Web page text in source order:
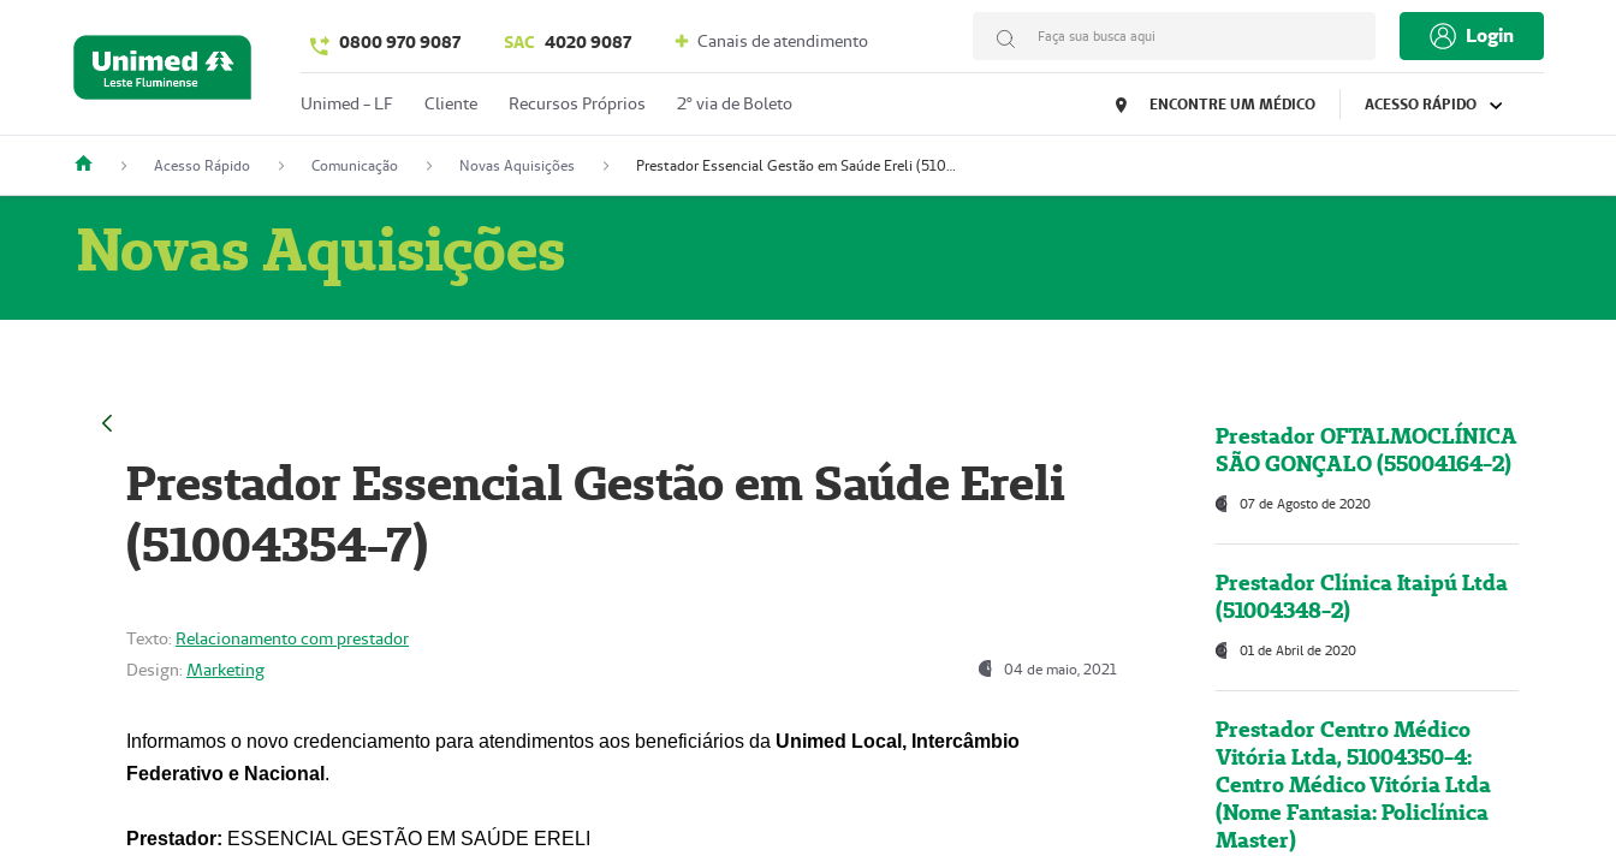
0800 970 9087 SAC 4020 9087 Canais de atendimento Faça sua busca aqui Login
Unimed - LF Cliente Recursos Próprios 2º via de Boleto ENCONTRE UM MÉDICO ACESSO RÁPIDO
Acesso Rápido Comunicação Novas Aquisições Prestador Essencial Gestão em Saúde Ereli (51004354-7)
Novas Aquisições
Prestador Essencial Gestão em Saúde Ereli
(51004354-7)
Texto: Relacionamento com prestador
Design: Marketing 04 de maio, 2021
Informamos o novo credenciamento para atendimentos aos beneficiários da Unimed Local, Intercâmbio
Federativo e Nacional .
Prestador: ESSENCIAL GESTÃO EM SAÚDE ERELI
Prestador OFTALMOCLÍNICA
SÃO GONÇALO (55004164-2)
07 de Agosto de 2020
Prestador Clínica Itaipú Ltda
(51004348-2)
01 de Abril de 2020
Prestador Centro Médico
Vitória Ltda, 51004350-4:
Centro Médico Vitória Ltda
(Nome Fantasia: Policlínica
Master)